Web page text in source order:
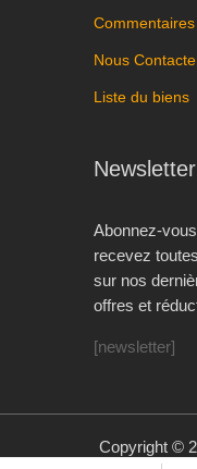
Nous
Liste du biens
Newsletter
Abonnez-
recevez
sur nos
offres et
[newsletter]
Copyright ©